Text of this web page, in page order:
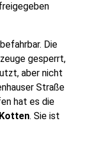
Die
gesperrt,
aber nicht
Straße
hat es die
. Sie ist